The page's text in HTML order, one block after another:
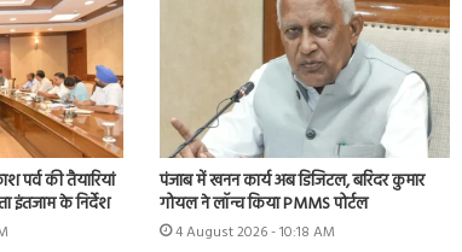
पर्व की तैयारियां
इंतजाम के निर्देश
पंजाब में खनन कार्य अब डिजिटल, बरिंदर कुमार
गोयल ने लॉन्च किया PMMS पोर्टल
4 August 2026 - 10:18 AM